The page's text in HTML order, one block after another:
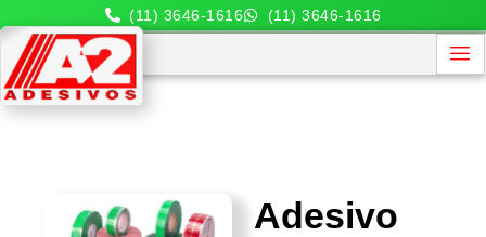
(11) 3646-1616 (11) 3646-1616
Adesivo